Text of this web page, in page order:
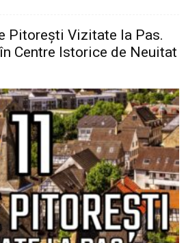
Pitoreşti Vizitate la Pas.
Centre Istorice de Neuitat